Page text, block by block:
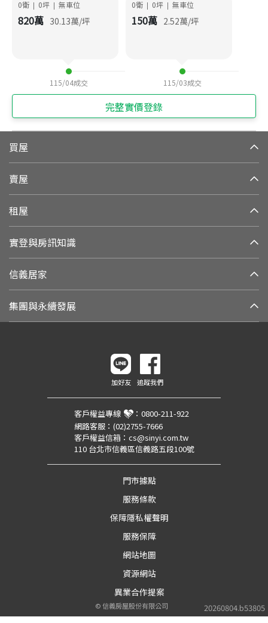
0衛 | 0坪 | 無車位
820萬 30.13萬/坪
115/04成交
0衛 | 0坪 | 無車位
150萬 2.52萬/坪
115/03成交
完整實價登錄
買屋
賣屋
租屋
實登與房訊知識
信義居家
集團與永續發展
20260804.b53805
加好友 追蹤我們
客戶權益專線 ： 0800-211-922
網路客服： (02)2755-7666
客戶權益信箱： cs@sinyi.com.tw
110 台北市信義區信義路五段100號
門市據點
服務條款
保障隱私權聲明
服務保障
網站地圖
資源網站
異業合作提案
©信義房屋股份有限公司